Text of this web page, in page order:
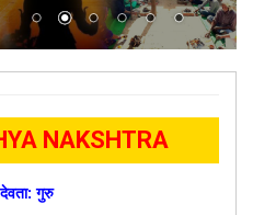
NAKSHTRA
गुरु